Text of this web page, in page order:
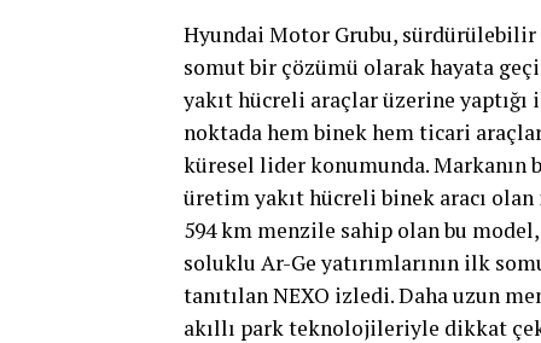
Hyundai Motor Grubu,
somut bir çözümü olarak hayata
yakıt hücreli araçlar üzerine
noktada hem binek hem ticari
küresel lider konumunda. Markanın
üretim yakıt hücreli binek aracı
594 km menzile sahip olan bu
soluklu Ar-Ge yatırımlarının ilk
tanıtılan NEXO izledi. Daha uzun
akıllı park teknolojileriyle dikkat